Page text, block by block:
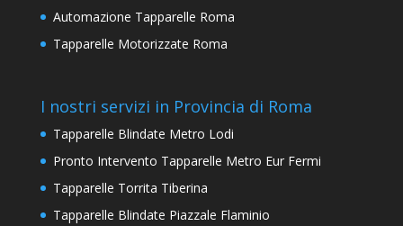
Automazione Tapparelle Roma
Tapparelle Motorizzate Roma
I nostri servizi in Provincia di Roma
Tapparelle Blindate Metro Lodi
Pronto Intervento Tapparelle Metro Eur Fermi
Tapparelle Torrita Tiberina
Tapparelle Blindate Piazzale Flaminio